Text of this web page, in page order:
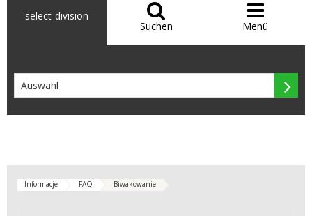
select-division 
Suchen

Menü

Informacje FAQ Biwakowanie